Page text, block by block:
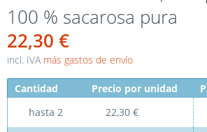
100 % sacarosa pura
22,30 €
incl. IVA más gastos de envío
Cantidad Precio por unidad
hasta 2 22,30 €